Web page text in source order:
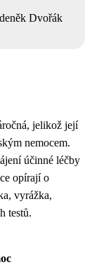
Dvořák
jelikož její
nemocem.
účinné léčby
opírají o
vyrážka,
testů.